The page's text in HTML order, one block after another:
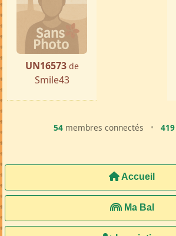
UN16573 de
Smile43
54 membres connectés • 419
Accueil
Ma Bal